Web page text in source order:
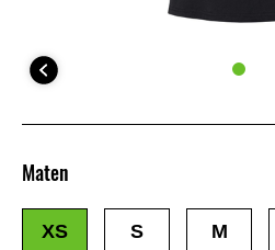
Maten
XS S M